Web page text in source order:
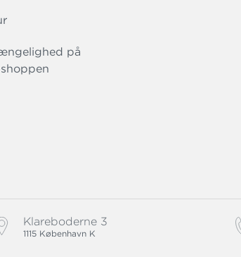
på
Klareboderne 3
1115 København K